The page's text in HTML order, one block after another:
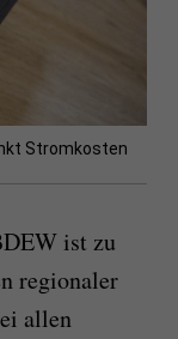
Stromkosten
ist zu
regionaler
allen